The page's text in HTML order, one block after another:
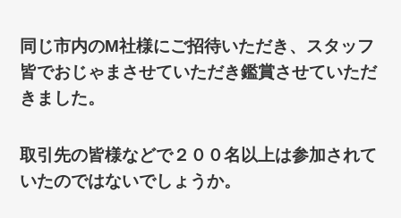
同じ市内のM社様にご招待いただき、スタッフ
皆でおじゃまさせていただき鑑賞させていただ
きました。
取引先の皆様などで２００名以上は参加されて
いたのではないでしょうか。